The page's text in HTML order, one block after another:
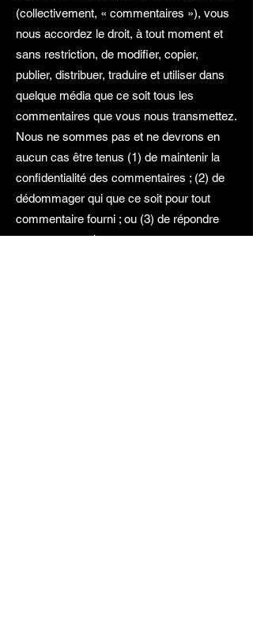
(collectivement, « commentaires »), vous
nous accordez le droit, à tout moment et
sans restriction, de modifier, copier,
publier, distribuer, traduire et utiliser dans
quelque média que ce soit tous les
commentaires que vous nous transmettez.
Nous ne sommes pas et ne devrons en
aucun cas être tenus (1) de maintenir la
confidentialité des commentaires ; (2) de
dédommager qui que ce soit pour tout
commentaire fourni ; ou (3) de répondre
aux commentaires.